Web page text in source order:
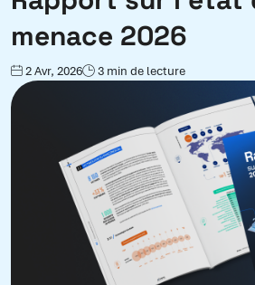
menace 2026
2 Avr, 2026 3 min de lecture